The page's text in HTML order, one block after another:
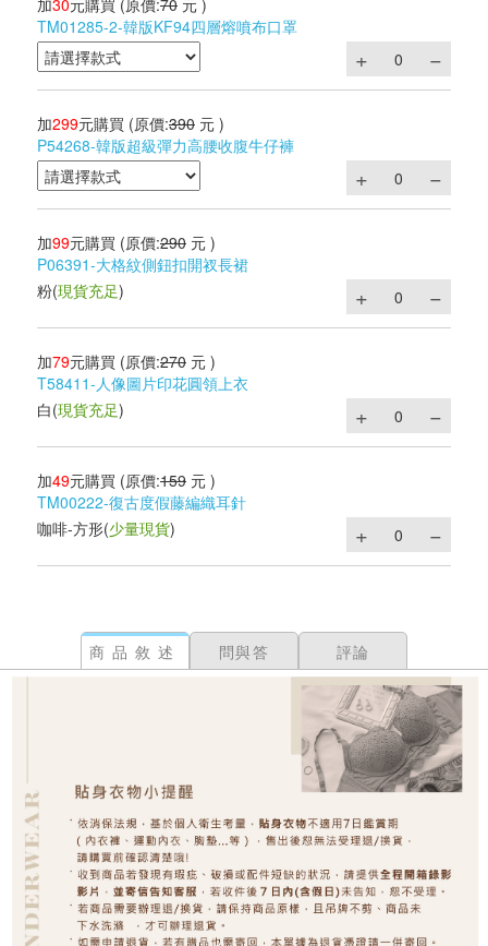
加30元購買 (原價:70 元 )
TM01285-2-韓版KF94四層熔噴布口罩
加299元購買 (原價:390 元 )
P54268-韓版超級彈力高腰收腹牛仔褲
加99元購買 (原價:290 元 )
P06391-大格紋側鈕扣開衩長裙
粉(現貨充足)
加79元購買 (原價:270 元 )
T58411-人像圖片印花圓領上衣
白(現貨充足)
加49元購買 (原價:159 元 )
TM00222-復古度假藤編織耳針
咖啡-方形(少量現貨)
商品敘述 問與答 評論